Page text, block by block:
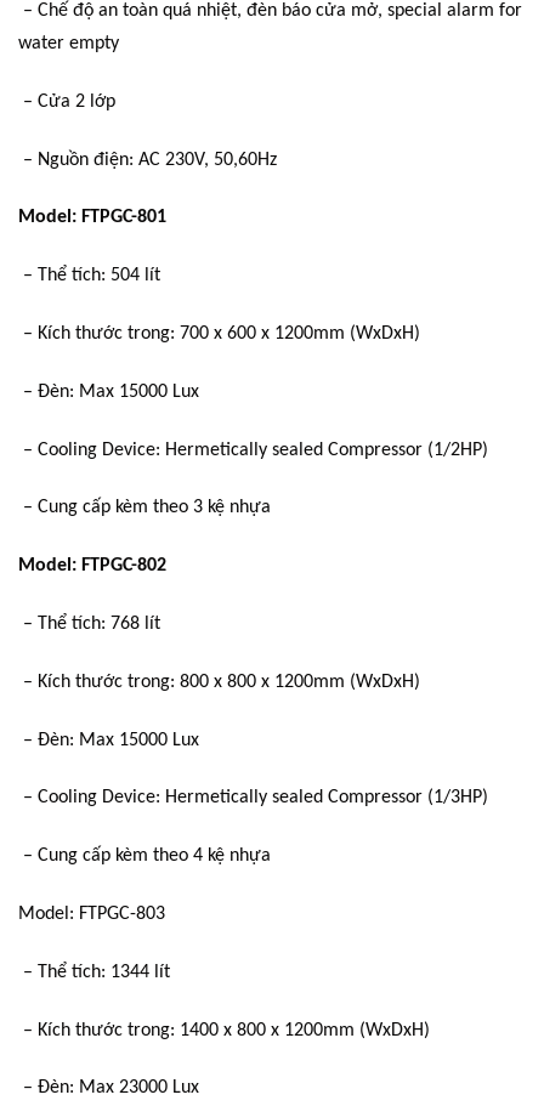
– Chế độ an toàn quá nhiệt, đèn báo cửa mở, special alarm for
water empty
– Cửa 2 lớp
– Nguồn điện: AC 230V, 50,60Hz
Model: FTPGC-801
– Thể tích: 504 lít
– Kích thước trong: 700 x 600 x 1200mm (WxDxH)
– Đèn: Max 15000 Lux
– Cooling Device: Hermetically sealed Compressor (1/2HP)
– Cung cấp kèm theo 3 kệ nhựa
Model: FTPGC-802
– Thể tích: 768 lít
– Kích thước trong: 800 x 800 x 1200mm (WxDxH)
– Đèn: Max 15000 Lux
– Cooling Device: Hermetically sealed Compressor (1/3HP)
– Cung cấp kèm theo 4 kệ nhựa
Model: FTPGC-803
– Thể tích: 1344 lít
– Kích thước trong: 1400 x 800 x 1200mm (WxDxH)
– Đèn: Max 23000 Lux